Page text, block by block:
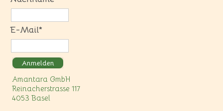
E-Mail*
Anmelden
Amantara GmbH
Reinacherstrasse 117
4053 Basel